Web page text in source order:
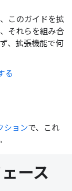
このガイドを拡
それらを組み合
、拡張機能で何
る
ションで、これ
ース